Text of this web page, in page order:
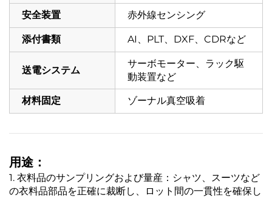
安全装置 赤外線センシング
添付書類 AI、PLT、DXF、CDRなど
送電システム
サーボモーター、ラック駆
動装置など
材料固定 ゾーナル真空吸着
用途：
1. 衣料品のサンプリングおよび量産：シャツ、スーツなど
の衣料品部品を正確に裁断し、ロット間の一貫性を確保し